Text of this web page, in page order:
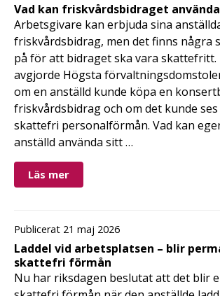
Vad kan friskvårdsbidraget
Arbetsgivare kan erbjuda sina
friskvårdsbidrag, men det finns några
på för att bidraget ska vara skattefritt.
avgjorde Högsta
om en anställd kunde köpa en
friskvårdsbidrag och om det kunde ses
skattefri personalförmån. Vad kan
anställd använda sitt …
Läs mer
Publicerat 21 maj 2026
Laddel vid arbetsplatsen – blir
skattefri förmån
Nu har riksdagen beslutat att det blir